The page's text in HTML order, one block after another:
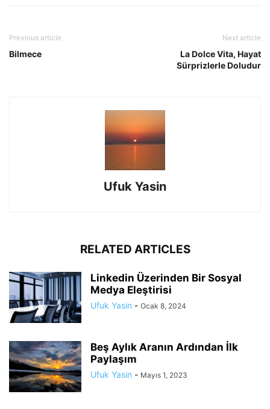
Previous article
Bilmece
Next article
La Dolce Vita, Hayat
Sürprizlerle Doludur
Ufuk Yasin
RELATED ARTICLES
Linkedin Üzerinden Bir Sosyal
Medya Eleştirisi
Ufuk Yasin - Ocak 8, 2024
Beş Aylık Aranın Ardından İlk
Paylaşım
Ufuk Yasin - Mayıs 1, 2023